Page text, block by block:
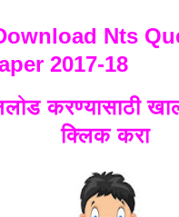
Nts
2017-18
करण्यासाठी
क्लिक करा